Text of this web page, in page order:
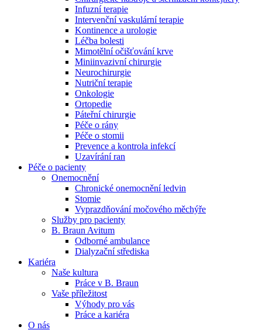
Odborné ambulance
Naše specializované ambulance jsou tu pro vás. Zvolte
specializaci a město, které potřebujete, a objednejte se do naší
ambulance.
Infuzní terapie
Intervenční vaskulární terapie
Kontinence a urologie
Léčba bolesti
Mimotělní očišťování krve
Miniinvazivní chirurgie
Neurochirurgie
Nutriční terapie
Onkologie
Ortopedie
Páteřní chirurgie
Péče o rány
Péče o stomii
Prevence a kontrola infekcí
Uzavírání ran
Péče o pacienty
Onemocnění
Chronické onemocnění ledvin
Stomie
Vyprazdňování močového měchýře
Služby pro pacienty
B. Braun Avitum
Odborné ambulance
Dialyzační střediska
Kariéra
Naše kultura
Práce v B. Braun
Vaše příležitost​
Výhody pro vás
Práce a kariéra
O nás